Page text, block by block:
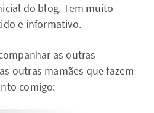
do blog. Tem muito
e informativo.
as outras
outras mamães que fazem
comigo: